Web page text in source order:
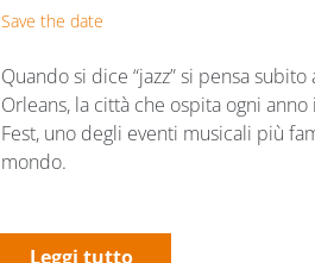
Save the date
Quando si dice “jazz” si pensa subito
Orleans, la città che ospita ogni anno
Fest, uno degli eventi musicali più
mondo.
Leggi tutto